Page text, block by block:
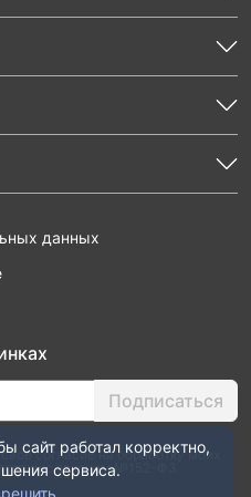
данных
Подписаться
согласие на обработку моих
с законом №152-ФЗ
сайт работал корректно,
сервиса.